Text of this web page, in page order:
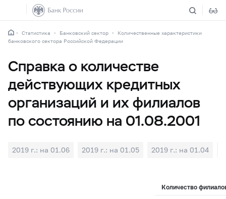
Статистика Банковский сектор
Количественные характеристики
банковского сектора Российской Федерации
Справка о количестве
действующих кредитных
организаций и их филиалов
по состоянию на 01.08.2001
2019 г.: на 01.06 2019 г.: на 01.05 2019 г.: на 01.04
Количество